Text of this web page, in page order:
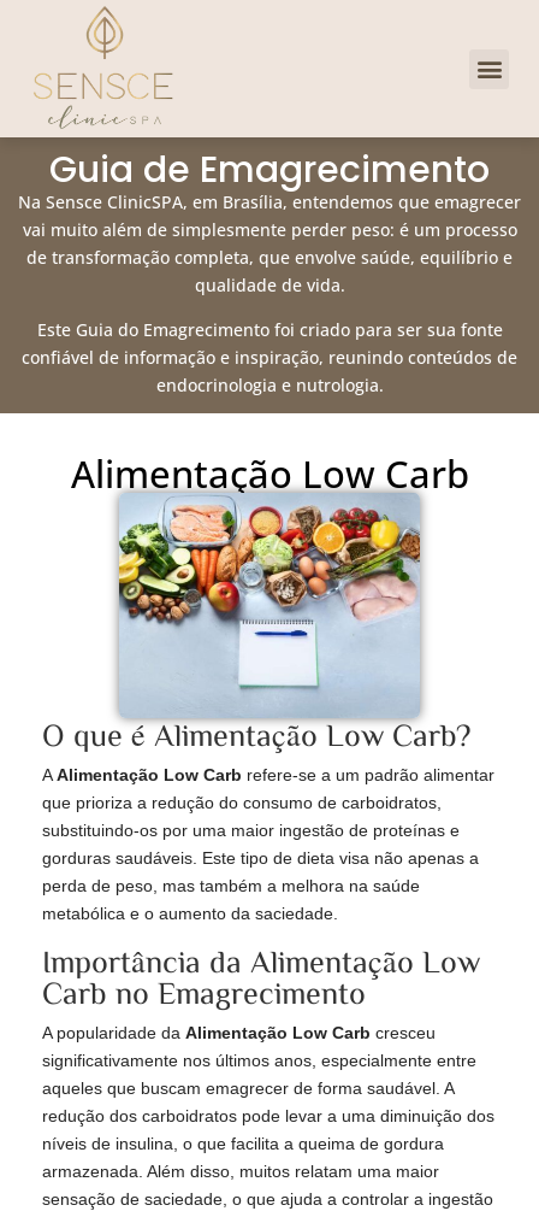
Guia de Emagrecimento
Na Sensce ClinicSPA, em Brasília, entendemos que emagrecer
vai muito além de simplesmente perder peso: é um processo
de transformação completa, que envolve saúde, equilíbrio e
qualidade de vida.
Este Guia do Emagrecimento foi criado para ser sua fonte
confiável de informação e inspiração, reunindo conteúdos de
endocrinologia e nutrologia.
Alimentação Low Carb
O que é Alimentação Low Carb?
AAlimentação Low Carb refere-se a um padrão alimentar
que prioriza a redução do consumo de carboidratos,
substituindo-os por uma maior ingestão de proteínas e
gorduras saudáveis. Este tipo de dieta visa não apenas a
perda de peso, mas também a melhora na saúde
metabólica e o aumento da saciedade.
Importância da Alimentação Low
Carb no Emagrecimento
A popularidade da Alimentação Low Carb cresceu
significativamente nos últimos anos, especialmente entre
aqueles que buscam emagrecer de forma saudável. A
redução dos carboidratos pode levar a uma diminuição dos
níveis de insulina, o que facilita a queima de gordura
armazenada. Além disso, muitos relatam uma maior
sensação de saciedade, o que ajuda a controlar a ingestão